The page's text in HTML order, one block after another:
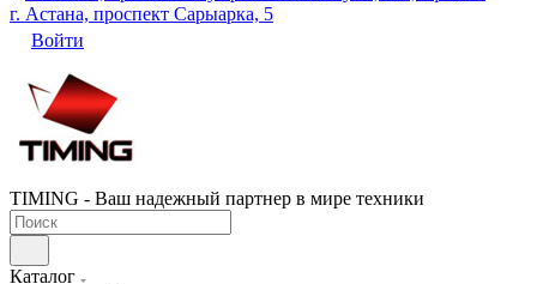
г. Астана, проспект Сарыарка, 5
Войти
TIMING - Ваш надежный партнер в мире техники
Каталог